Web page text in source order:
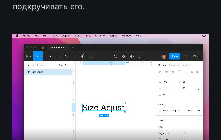
подкручивать его.